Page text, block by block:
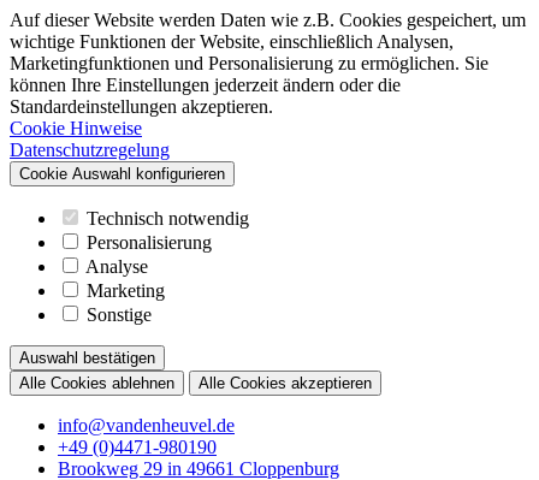
Auf dieser Website werden Daten wie z.B. Cookies gespeichert, um
wichtige Funktionen der Website, einschließlich Analysen,
Marketingfunktionen und Personalisierung zu ermöglichen. Sie
können Ihre Einstellungen jederzeit ändern oder die
Standardeinstellungen akzeptieren.
Cookie Hinweise
Datenschutzregelung
Cookie Auswahl konfigurieren
Technisch notwendig
Personalisierung
Analyse
Marketing
Sonstige
Auswahl bestätigen
Alle Cookies ablehnen
Alle Cookies akzeptieren
info@vandenheuvel.de
+49 (0)4471-980190
Brookweg 29 in 49661 Cloppenburg